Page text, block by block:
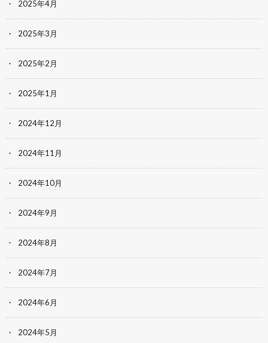
2025年4月
2025年3月
2025年2月
2025年1月
2024年12月
2024年11月
2024年10月
2024年9月
2024年8月
2024年7月
2024年6月
2024年5月